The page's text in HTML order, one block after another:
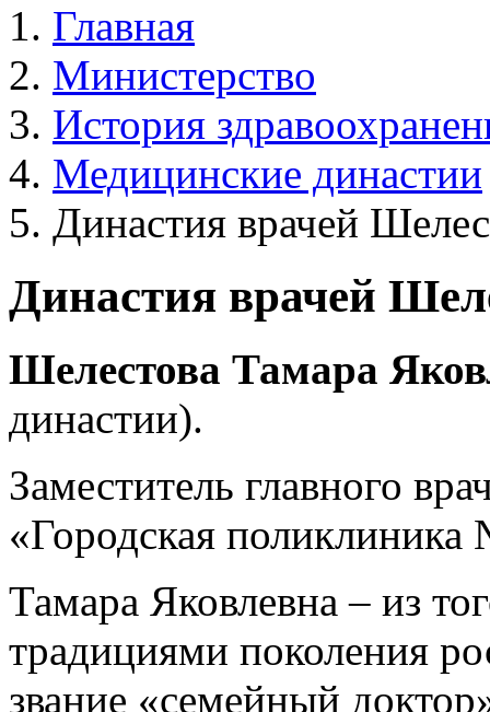
Главная
Министерство
История
Медицинские династии
Династия врачей
Династия врачей
Шелестова Тамара
династии).
Заместитель главного
«Городская
Тамара Яковлевна – из
традициями поколения
звание «семейный